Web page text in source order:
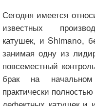
Сегодня имеется
известных
катушек, и Shimano,
занимая одну из
повсеместный
брак на
практически